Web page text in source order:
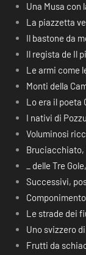
Una Musa con
La piazzetta
Il bastone da
Il regista de Il
Le armi come
Monti della
Lo era il poeta
I nativi di
Voluminosi
_ delle Tre
Successivi,
Le strade dei
Uno svizzero
Frutti da